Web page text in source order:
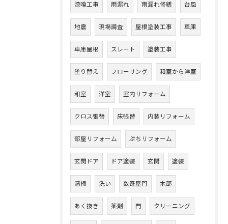
漆喰工事 雨漏れ 雨漏れ修繕 台風
地震 現場調査 屋根塗装工事 車庫
車庫屋根 スレート 塗装工事
塗り替え フローリング 和室から洋室
和室 洋室 室内リフォーム
クロス張替 床張替 内装リフォーム
部屋リフォーム ぷちリフォーム
玄関ドア ドア塗装 玄関 塗装
清掃 洗い 数奇屋門 木部
あく抜き 薬剤 門 クリーニング